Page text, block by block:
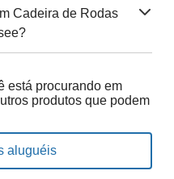
Cadeira de Rodas
está procurando em
produtos que podem
aluguéis